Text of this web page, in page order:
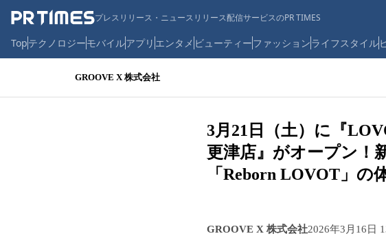
プレスリリース・ニュースリリース配信サービスのPR TIMES
Topテクノロジーモバイルアプリ エンタメ ビューティーファッションライフスタイル
GROOVE X 株式会社
3月21日（土）に『
更津店』がオープン！
「Reborn LOVOT」の
GROOVE X 株式会社2026年3月16日